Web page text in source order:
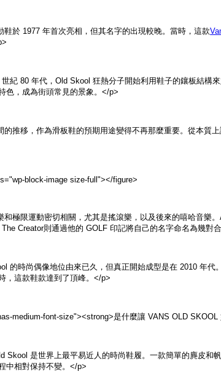
鞋於 1977 年首次亮相，但其名字的出現較晚。當時，這款
紀 80 年代，Old Skool 狂熱分子開始利用鞋子的鑲板結構
色，成為街頭常見的景象。</p>
的推移，作為滑板鞋的預期用途變得不再那麼重要。從本質
block-image size-full"></figure>
和極限運動密切相關，尤其是搖滾樂，以及後來的嘻哈音樂
Creator則通過他的 GOLF 印記將自己的名字命名為幾對
的時尚偶像地位由來已久，但真正開始成型是在 2010 年
，這款鞋款達到了頂峰。</p>
medium-font-size"><strong>是什麼讓 VANS OLD
Skool 是世界上最平易近人的時尚鞋履。一款簡單的麂皮和
中相對保持不變。</p>